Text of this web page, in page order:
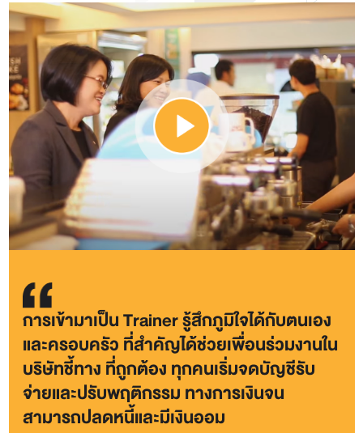
การเข้ามาเป็น Trainer รู้สึกภูมิใจได้กับตนเอง
และครอบครัว ที่สําคัญได้ช่วยเพื่อนร่วมงานใน
บริษัทชี้ทาง ที่ถูกต้อง ทุกคนเริ่มจดบัญชีรับ
จ่ายและปรับพฤติกรรม ทางการเงินจน
สามารถปลดหนี้และมีเงินออม